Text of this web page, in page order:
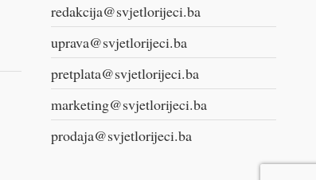
redakcija@svjetlorijeci.ba
uprava@svjetlorijeci.ba
pretplata@svjetlorijeci.ba
marketing@svjetlorijeci.ba
prodaja@svjetlorijeci.ba